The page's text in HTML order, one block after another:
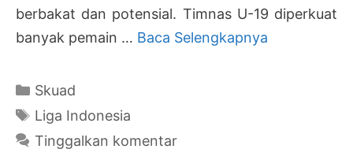
berbakat dan potensial. Timnas U-19 diperkuat
banyak pemain … Baca Selengkapnya
Kategori
Skuad
Tag
Liga Indonesia
Tinggalkan komentar